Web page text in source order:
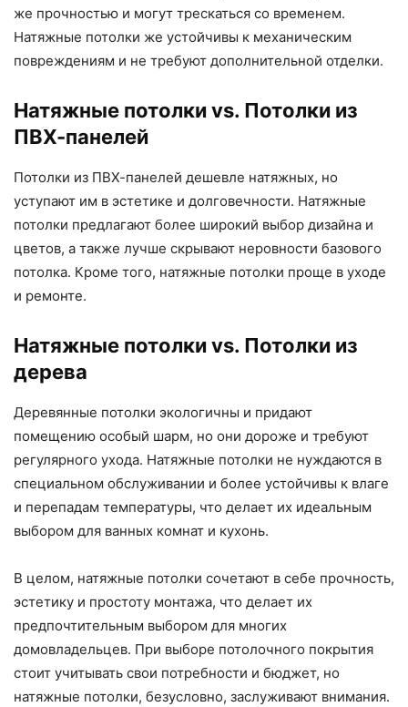
же прочностью и могут трескаться со временем.
Натяжные потолки же устойчивы к механическим
повреждениям и не требуют дополнительной отделки.
Натяжные потолки vs. Потолки из
ПВХ-панелей
Потолки из ПВХ-панелей дешевле натяжных, но
уступают им в эстетике и долговечности. Натяжные
потолки предлагают более широкий выбор дизайна и
цветов, а также лучше скрывают неровности базового
потолка. Кроме того, натяжные потолки проще в уходе
и ремонте.
Натяжные потолки vs. Потолки из
дерева
Деревянные потолки экологичны и придают
помещению особый шарм, но они дороже и требуют
регулярного ухода. Натяжные потолки не нуждаются в
специальном обслуживании и более устойчивы к влаге
и перепадам температуры, что делает их идеальным
выбором для ванных комнат и кухонь.
В целом, натяжные потолки сочетают в себе прочность,
эстетику и простоту монтажа, что делает их
предпочтительным выбором для многих
домовладельцев. При выборе потолочного покрытия
стоит учитывать свои потребности и бюджет, но
натяжные потолки, безусловно, заслуживают внимания.